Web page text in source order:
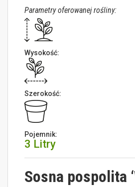
Parametry oferowanej rośliny:
Wysokość:
Szerokość:
Pojemnik:
3 Litry
Sosna pospolita